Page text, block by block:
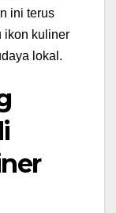
ini terus
ikon kuliner
lokal.